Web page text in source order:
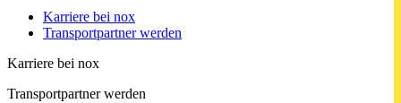
Karriere bei nox
Trans­port­part­ner werden
Karriere bei nox
Trans­port­part­ner werden